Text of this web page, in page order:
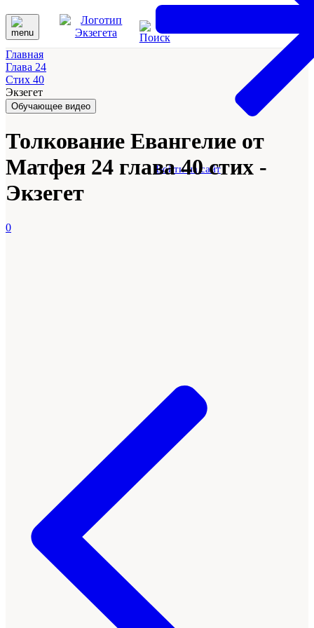
Войти на сайт
Главная
Глава 24
Стих 40
Экзегет
Обучающее видео
Толкование Евангелие от
Матфея 24 глава 40 стих -
Экзегет
0